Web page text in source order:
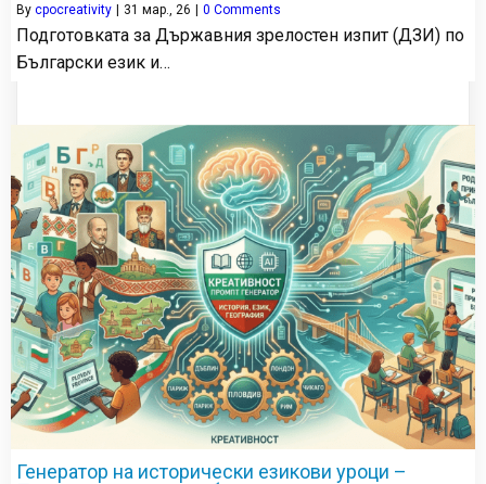
By cpocreativity | 31 мар., 26 | 0 Comments
Подготовката за Държавния зрелостен изпит (ДЗИ) по
Български език и…
Генератор на исторически езикови уроци –